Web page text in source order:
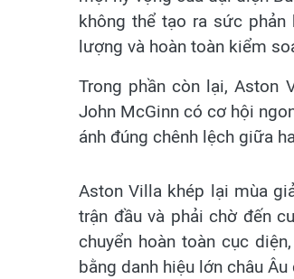
không thể tạo ra sức
lượng và hoàn toàn kiểm
Trong phần còn lại, Aston
John McGinn có cơ hội
ánh đúng chênh lệch giữa
Aston Villa khép lại mùa
trận đầu và phải chờ đến
chuyển hoàn toàn cục
bằng danh hiệu lớn châu